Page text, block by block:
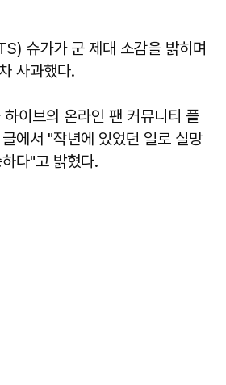
슈가가 군 제대 소감을 밝히며
사과했다.
이브의 온라인 팬 커뮤니티 플
에서 "작년에 있었던 일로 실망
다"고 밝혔다.